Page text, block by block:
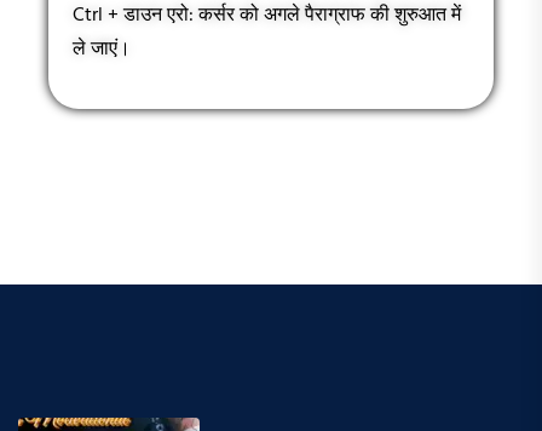
Ctrl + डाउन एरो: कर्सर को अगले पैराग्राफ की शुरुआत में
ले जाएं।